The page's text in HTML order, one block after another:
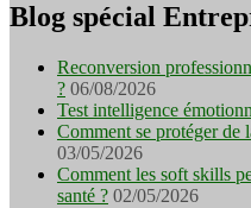
Blog spécial
Reconversion
? 06/08/2026
Test intelligence
Comment se protéger de
03/05/2026
Comment les soft skills
santé ? 02/05/2026